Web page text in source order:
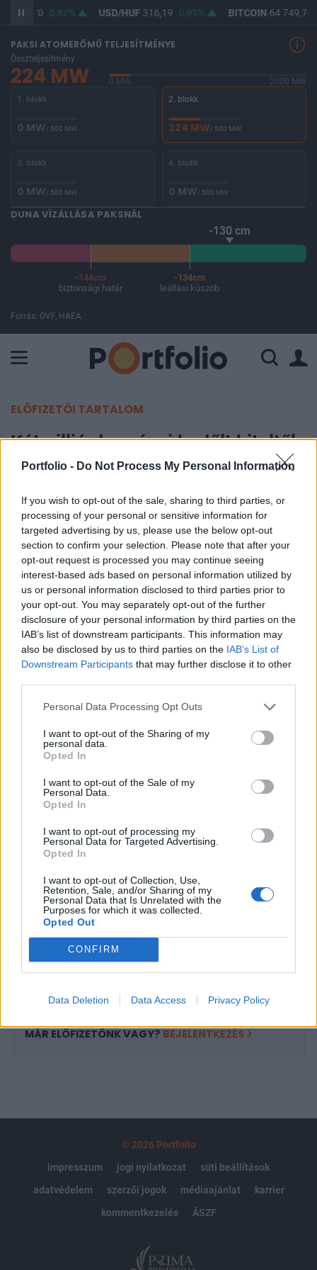
Portfolio - Do Not Process My Personal Information
If you wish to opt-out of the sale, sharing to third parties, or
processing of your personal or sensitive information for
targeted advertising by us, please use the below opt-out
section to confirm your selection. Please note that after your
opt-out request is processed you may continue seeing
interest-based ads based on personal information utilized by
us or personal information disclosed to third parties prior to
your opt-out. You may separately opt-out of the further
disclosure of your personal information by third parties on the
IAB’s list of downstream participants. This information may
also be disclosed by us to third parties on the IAB’s List of
Downstream Participants that may further disclose it to other
Personal Data Processing Opt Outs
I want to opt-out of the Sharing of my
personal data.
Opted In
I want to opt-out of the Sale of my
Personal Data.
Opted In
I want to opt-out of processing my
Personal Data for Targeted Advertising.
Opted In
I want to opt-out of Collection, Use,
Retention, Sale, and/or Sharing of my
Personal Data that Is Unrelated with the
Purposes for which it was collected.
Opted Out
CONFIRM
Data Deletion Data Access Privacy Policy
364,70 0,82% USD/HUF316,19 0,99% BITCOIN64 749,76
PAKSI ATOMERŐMŰ TELJESÍTMÉNYE
Összteljesítmény
224 MW 0 MW
2000 MW
1. blokk
0 MW/ 500 MW
2. blokk
224 MW/ 500 MW
3. blokk
0 MW/ 500 MW
4. blokk
0 MW/ 500 MW
DUNA VÍZÁLLÁSA PAKSNÁL
-130 cm
-144cm
biztonsági határ
-134cm
leállási küszöb
Forrás: OVF, HAEA
ELŐFIZETŐI TARTALOM
Kétmilliárd eurónyi bedőlt hiteltől
szabadul meg a CIB anyabankja
Portfolio
2017. június 01. 14:58
Az olasz Intesa Sanpaolo 2 milliárd eurónyi rossz
hiteltől szabadul meg, amit az amerikai
Christofferson Robb & Companynak (CRC) és a
Bayview Asset Managementnek adnak majd el a
Reuters ügyhöz közelálló forrásai szerint.
A két vevő a nem teljesítő hitelportfólió egy részét az
Mediobanca fogja várhatóan finanszírozni. Az Intesán
értékesíteni Olaszország három bankja a közeljövőben,
összesen egyébként az olasz bankok...
KEDVES OLVASÓNK!
A keresett cikk a portfolio.hu hírarchívumához
tartozik, melynek olvasása előfizetéses
Az előfizetés a következőket tartalmazza:
Portfolio.hu teljes cikkarchívum
Kötéslisták: BÉT elmúlt 2 év napon belüli
kötéslistái
MÁR ELŐFIZETŐNK VAGY? BEJELENTKEZÉS
© 2026 Portfolio
impresszum
jogi nyilatkozat
süti beállítások
adatvédelem
szerzői jogok médiaajánlat
karrier
kommentkezelés
ÁSZF